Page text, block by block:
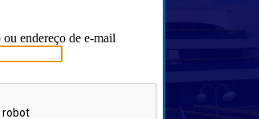
endereço de e-mail